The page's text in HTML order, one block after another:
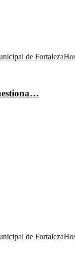
de Fortaleza
de Fortaleza